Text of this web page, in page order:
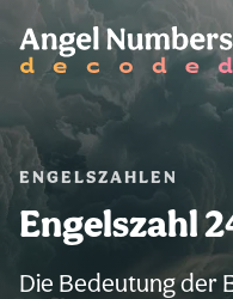
ENGELSZAHLEN
Engelszahl
Die Bedeutung der
WARNUNG: